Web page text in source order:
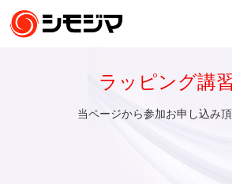
ラッピング講
当ページから参加お申し込み頂